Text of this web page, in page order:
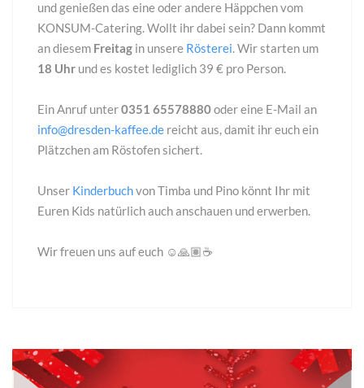
und genießen das eine oder andere Häppchen vom
KONSUM-Catering. Wollt ihr dabei sein? Dann kommt
an diesem Freitag in unsere Rösterei. Wir starten um
18 Uhr und es kostet lediglich 39 € pro Person.
Ein Anruf unter0351 65578880oder eine E-Mail an
info@dresden-kaffee.de reicht aus, damit ihr euch ein
Plätzchen am Röstofen sichert.
Unser Kinderbuchvon Timba und Pino könnt Ihr mit
Euren Kids natürlich auch anschauen und erwerben.
Wir freuen uns auf euch ☺️🙏🏽☕
2019